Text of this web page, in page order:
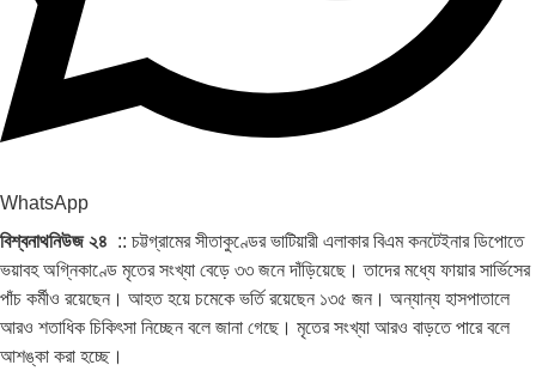
WhatsApp
বিশ্বনাথনিউজ ২৪ :: চট্টগ্রামের সীতাকুণ্ডের ভাটিয়ারী এলাকার বিএম কনটেইনার ডিপোতে
ভয়াবহ অগ্নিকাণ্ডে মৃতের সংখ্যা বেড়ে ৩৩ জনে দাঁড়িয়েছে। তাদের মধ্যে ফায়ার সার্ভিসের
পাঁচ কর্মীও রয়েছেন। আহত হয়ে চমেকে ভর্তি রয়েছেন ১৩৫ জন। অন্যান্য হাসপাতালে
আরও শতাধিক চিকিৎসা নিচ্ছেন বলে জানা গেছে। মৃতের সংখ্যা আরও বাড়তে পারে বলে
আশঙ্কা করা হচ্ছে।